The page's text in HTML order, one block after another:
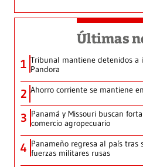
Últimas
1 Tribunal mantiene detenidos a
Pandora
2 Ahorro corriente se mantiene
3 Panamá y Missouri buscan
comercio agropecuario
4 Panameño regresa al país tras
fuerzas militares rusas